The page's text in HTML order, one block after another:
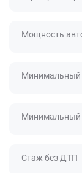
Мощность
Минимальный
Минимальный
Стаж без ДТП